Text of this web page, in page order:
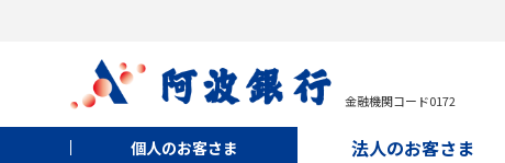
金融機関コード0172
個人のお客さま 法人のお客さま